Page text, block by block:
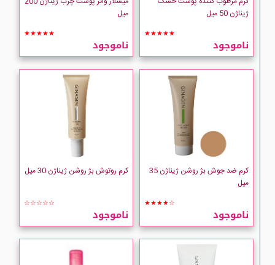
ژیناژن 50 میل
★★★★★
ناموجود
میل
★★★★★
ناموجود
کرم ضد جوش بژ روشن ژیناژن 35
میل
★★★★☆
ناموجود
کرم روتوش بژ روشن ژیناژن 30 میل
☆☆☆☆☆
ناموجود